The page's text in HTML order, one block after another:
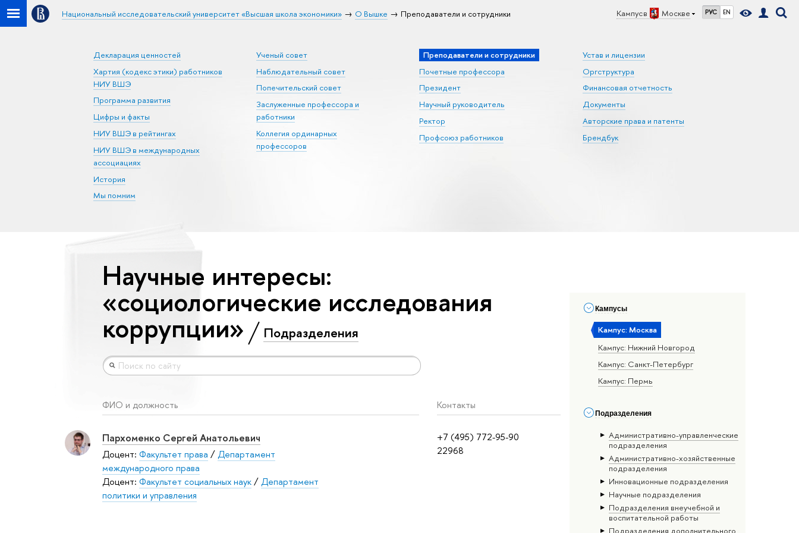
Кампус в Москве РУС EN
Национальный исследовательский университет «Высшая школа экономики» О Вышке Преподаватели и сотрудники
Декларация ценностей
Хартия (кодекс этики) работников
НИУ ВШЭ
Программа развития
Цифры и факты
НИУ ВШЭ в рейтингах
НИУ ВШЭ в международных
ассоциациях
История
Мы помним
Ученый совет
Наблюдательный совет
Попечительский совет
Заслуженные профессора и
работники
Коллегия ординарных
профессоров
Преподаватели и сотрудники
Почетные профессора
Президент
Научный руководитель
Ректор
Профсоюз работников
Устав и лицензии
Оргструктура
Финансовая отчетность
Документы
Авторские права и патенты
Брендбук
Кампусы
Кампус: Москва
Кампус: Нижний Новгород
Кампус: Санкт-Петербург
Кампус: Пермь
Подразделения
Административно-управленческие
подразделения
Административно-хозяйственные
подразделения
Инновационные подразделения
Научные подразделения
Подразделения внеучебной и
воспитательной работы
Подразделения дополнительного
Научные интересы:
«социологические исследования
коррупции» Подразделения
ФИО и должность Контакты
+7 (495) 772-95-90
22968
Пархоменко Сергей Анатольевич
Доцент: Факультет права /Департамент
международного права
Доцент: Факультет социальных наук/Департамент
политики и управления